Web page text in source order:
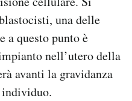
una delle
a questo punto è
nell’utero della
avanti la gravidanza
individuo.